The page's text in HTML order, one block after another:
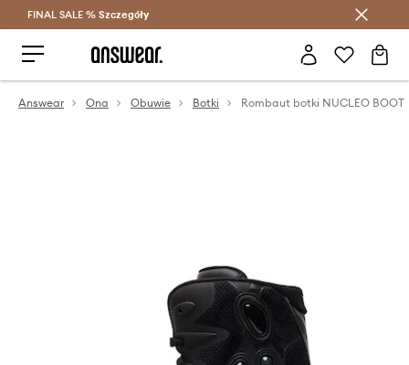
Oszczędzaj z Answear Club >
FINAL SALE % Szczegóły
Answear Ona Obuwie Botki Rombaut botki NUCLEO BOOT